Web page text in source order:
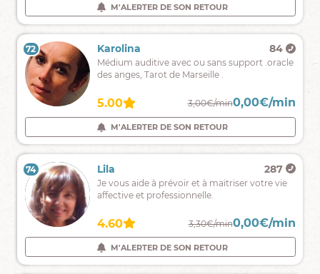
,
je
suis
pour
vous
guider
M'ALERTER DE SON RETOUR
M'ALERTER DE SON RETOUR
71 Pesha
1981
Je
pratique
médiumnité
sensorielles
ou
par
flashs.
4.94 2,50€/min 0,00€/min
M'ALERTER DE SON RETOUR
72 Karolina 84
Médium auditive avec ou sans support .oracle
des anges, Tarot de Marseille .
5.00 3,00€/min0,00€/min
M'ALERTER DE SON RETOUR
73 Maxime
2100
Voyance
rapide
efficace,
à
court
et
moyen
5.00 2,55€/min 0,00€/min
M'ALERTER DE SON RETOUR
74 Lila 287
Je vous aide à prévoir et à maitriser votre vie
affective et professionnelle.
4.60 3,30€/min0,00€/min
M'ALERTER DE SON RETOUR